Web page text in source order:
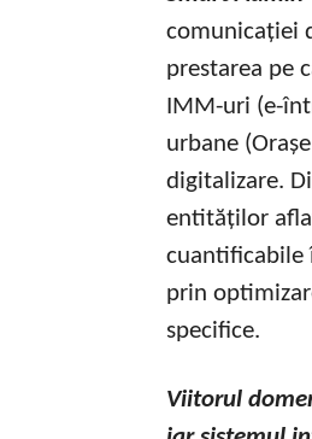
comunicației
prestarea pe
IMM-uri (e-
urbane
digitalizare.
entităților
cuantificabile
prin
specifice.
Viitorul